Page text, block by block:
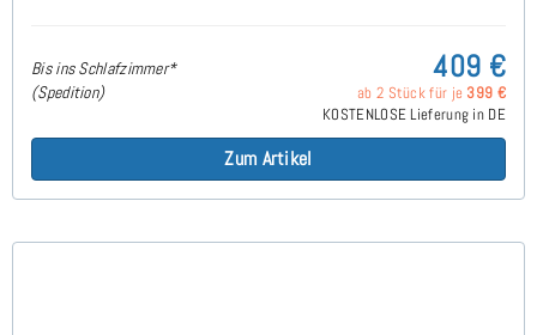
Bis ins Schlafzimmer*
(Spedition)
409 €
ab 2 Stück für je 399 €
KOSTENLOSE Lieferung in DE
Zum Artikel